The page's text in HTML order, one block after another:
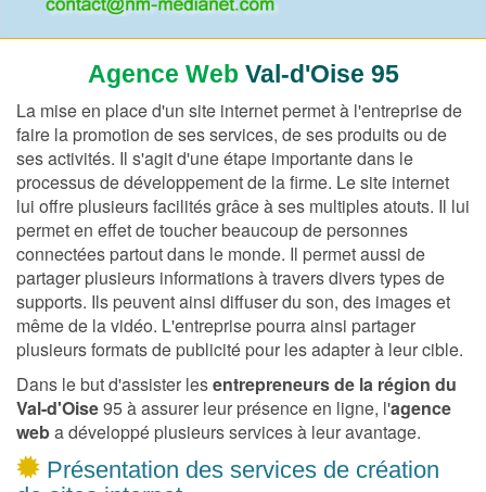
Agence WebVal-d'Oise 95
La mise en place d'un site internet permet à l'entreprise de
faire la promotion de ses services, de ses produits ou de
ses activités. Il s'agit d'une étape importante dans le
processus de développement de la firme. Le site internet
lui offre plusieurs facilités grâce à ses multiples atouts. Il lui
permet en effet de toucher beaucoup de personnes
connectées partout dans le monde. Il permet aussi de
partager plusieurs informations à travers divers types de
supports. Ils peuvent ainsi diffuser du son, des images et
même de la vidéo. L'entreprise pourra ainsi partager
plusieurs formats de publicité pour les adapter à leur cible.
Dans le but d'assister lesentrepreneurs de la région du
Val-d'Oise95 à assurer leur présence en ligne, l'agence
weba développé plusieurs services à leur avantage.
Présentation des services de création